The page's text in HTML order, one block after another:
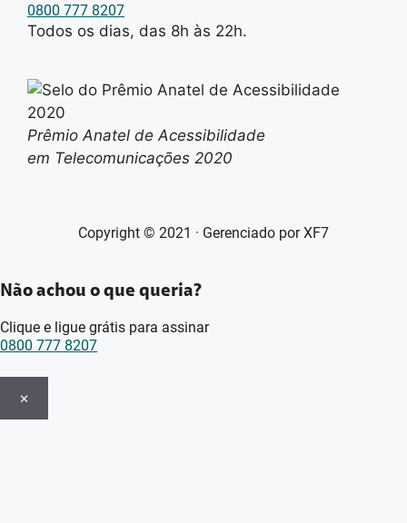
0800 777 8207
Todos os dias, das 8h às 22h.
Prêmio Anatel de Acessibilidade
em Telecomunicações 2020
Copyright © 2021 · Gerenciado por XF7
Não achou o que queria?
Clique e ligue grátis para assinar
0800 777 8207
×